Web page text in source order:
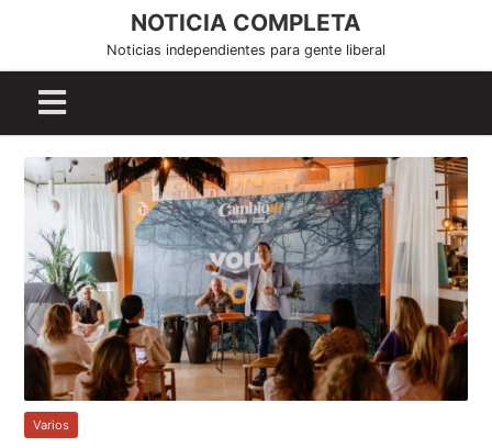
i
NOTICIA COMPLETA
Noticias independientes para gente liberal
Varios